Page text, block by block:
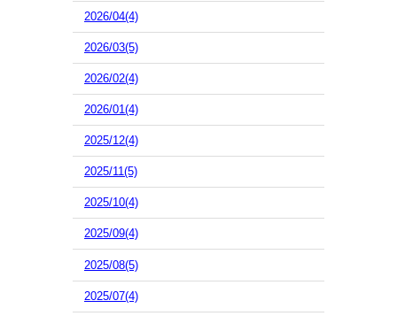
2026/04(4)
2026/03(5)
2026/02(4)
2026/01(4)
2025/12(4)
2025/11(5)
2025/10(4)
2025/09(4)
2025/08(5)
2025/07(4)